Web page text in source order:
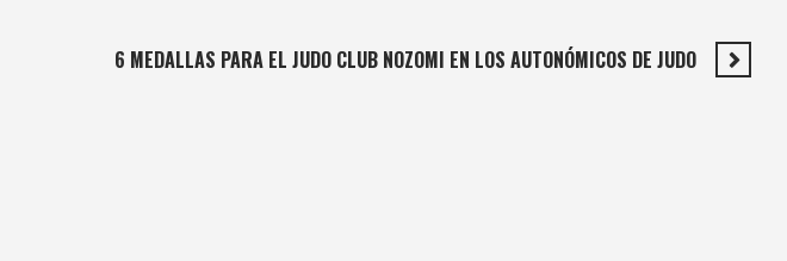
6 MEDALLAS PARA EL JUDO CLUB NOZOMI EN LOS AUTONÓMICOS DE JUDO